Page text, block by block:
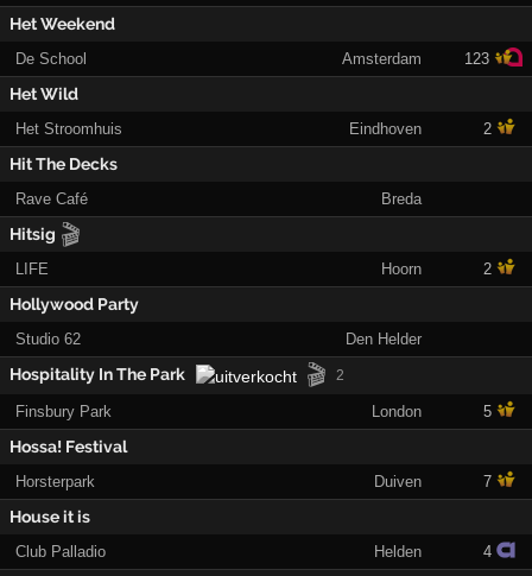
Het Weekend
De School Amsterdam 123
Het Wild
Het Stroomhuis Eindhoven 2
Hit The Decks
Rave Café Breda
Hitsig 🎬
LIFE Hoorn 2
Hollywood Party
Studio 62 Den Helder
Hospitality In The Park 🎬 2
Finsbury Park London 5
Hossa! Festival
Horsterpark Duiven 7
House it is
Club Palladio Helden 4